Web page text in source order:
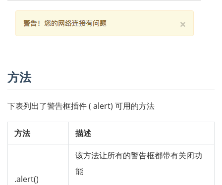
方法
下表列出了警告框插件 ( alert) 可用的方法
方法 描述
.alert()
该方法让所有的警告框都带有关闭功
能